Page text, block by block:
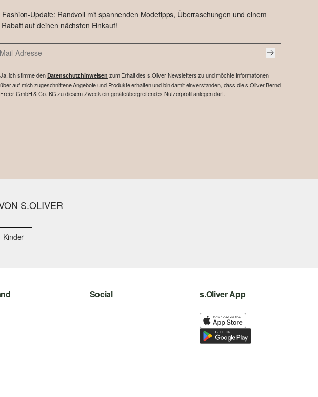
Fashion-Update: Randvoll mit spannenden Modetipps, Überraschungen und einem
Rabatt auf deinen nächsten Einkauf!
Ja, ich stimme den Datenschutzhinweisen zum Erhalt des s.Oliver Newsletters zu und möchte Informationen
über auf mich zugeschnittene Angebote und Produkte erhalten und bin damit einverstanden, dass die s.Oliver Bernd
Freier GmbH & Co. KG zu diesem Zweck ein geräteübergreifendes Nutzerprofil anlegen darf.
S.OLIVER
Kinder
Social s.Oliver App